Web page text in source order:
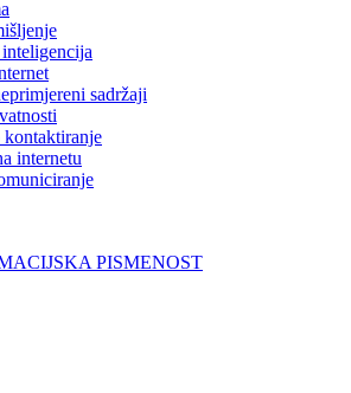
sadržaji
kontaktiranje
internetu
PISMENOST